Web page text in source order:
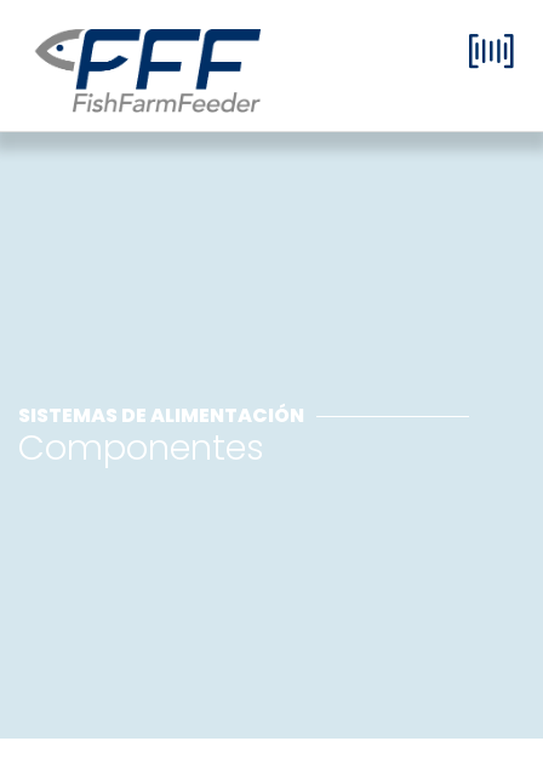
SISTEMAS DE ALIMENTACIÓN
Componentes